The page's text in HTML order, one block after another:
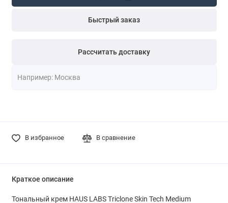
Быстрый заказ
Рассчитать доставку
В избранное В сравнение
Краткое описание
Тональный крем HAUS LABS Triclone Skin Tech Medium